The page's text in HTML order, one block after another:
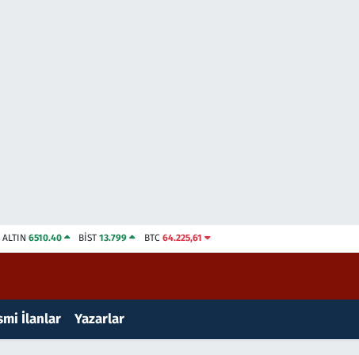
ALTIN 6510.40 BİST13.799 BTC 64.225,61
İlanlar Yazarlar